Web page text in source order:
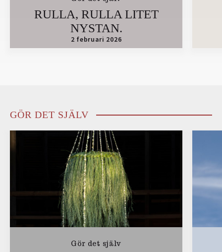
RULLA, RULLA LITET
NYSTAN.
2 februari 2026
GÖR DET SJÄLV
Gör det själv